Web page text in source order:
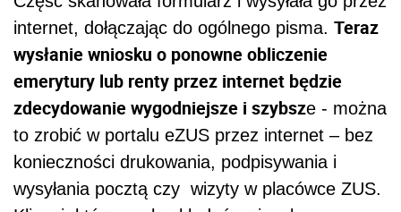
internet, dołączając do ogólnego pisma. Teraz
wysłanie wniosku o ponowne obliczenie
emerytury lub renty przez internet będzie
zdecydowanie wygodniejsze i szybsze - można
to zrobić w portalu eZUS przez internet – bez
konieczności drukowania, podpisywania i
wysyłania pocztą czy wizyty w placówce ZUS.